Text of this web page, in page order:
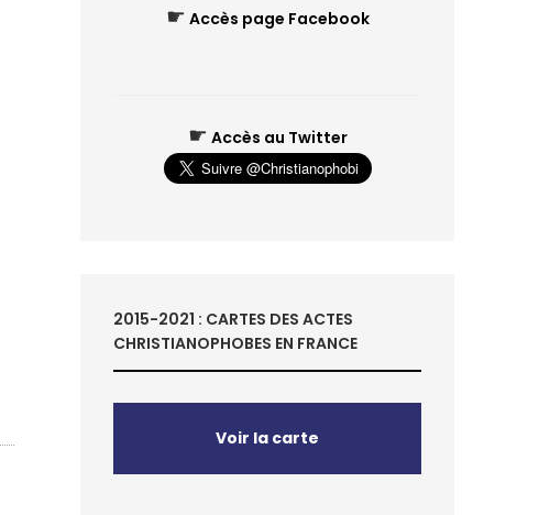
☛ Accès page Facebook
☛ Accès au Twitter
2015-2021 : CARTES DES ACTES
CHRISTIANOPHOBES EN FRANCE
Voir la carte